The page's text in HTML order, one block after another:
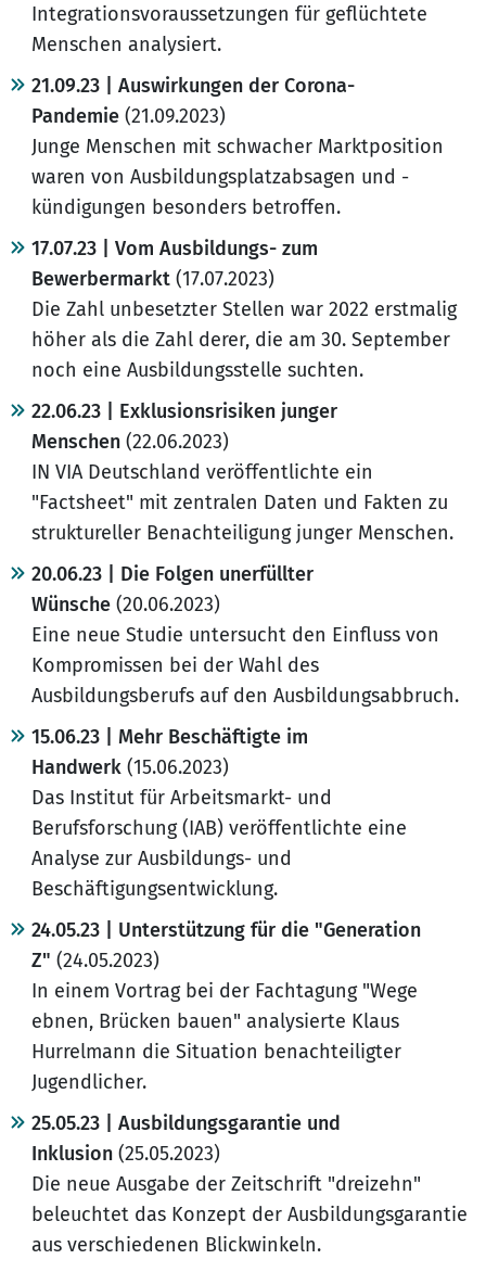
Integrationsvoraussetzungen für geflüchtete
Menschen analysiert.
21.09.23 | Auswirkungen der Corona-
Pandemie (21.09.2023)
Junge Menschen mit schwacher Marktposition
waren von Ausbildungsplatzabsagen und -
kündigungen besonders betroffen.
17.07.23 | Vom Ausbildungs- zum
Bewerbermarkt (17.07.2023)
Die Zahl unbesetzter Stellen war 2022 erstmalig
höher als die Zahl derer, die am 30. September
noch eine Ausbildungsstelle suchten.
22.06.23 | Exklusionsrisiken junger
Menschen (22.06.2023)
IN VIA Deutschland veröffentlichte ein
"Factsheet" mit zentralen Daten und Fakten zu
struktureller Benachteiligung junger Menschen.
20.06.23 | Die Folgen unerfüllter
Wünsche (20.06.2023)
Eine neue Studie untersucht den Einfluss von
Kompromissen bei der Wahl des
Ausbildungsberufs auf den Ausbildungsabbruch.
15.06.23 | Mehr Beschäftigte im
Handwerk (15.06.2023)
Das Institut für Arbeitsmarkt- und
Berufsforschung (IAB) veröffentlichte eine
Analyse zur Ausbildungs- und
Beschäftigungsentwicklung.
24.05.23 | Unterstützung für die "Generation
Z" (24.05.2023)
In einem Vortrag bei der Fachtagung "Wege
ebnen, Brücken bauen" analysierte Klaus
Hurrelmann die Situation benachteiligter
Jugendlicher.
25.05.23 | Ausbildungsgarantie und
Inklusion (25.05.2023)
Die neue Ausgabe der Zeitschrift "dreizehn"
beleuchtet das Konzept der Ausbildungsgarantie
aus verschiedenen Blickwinkeln.